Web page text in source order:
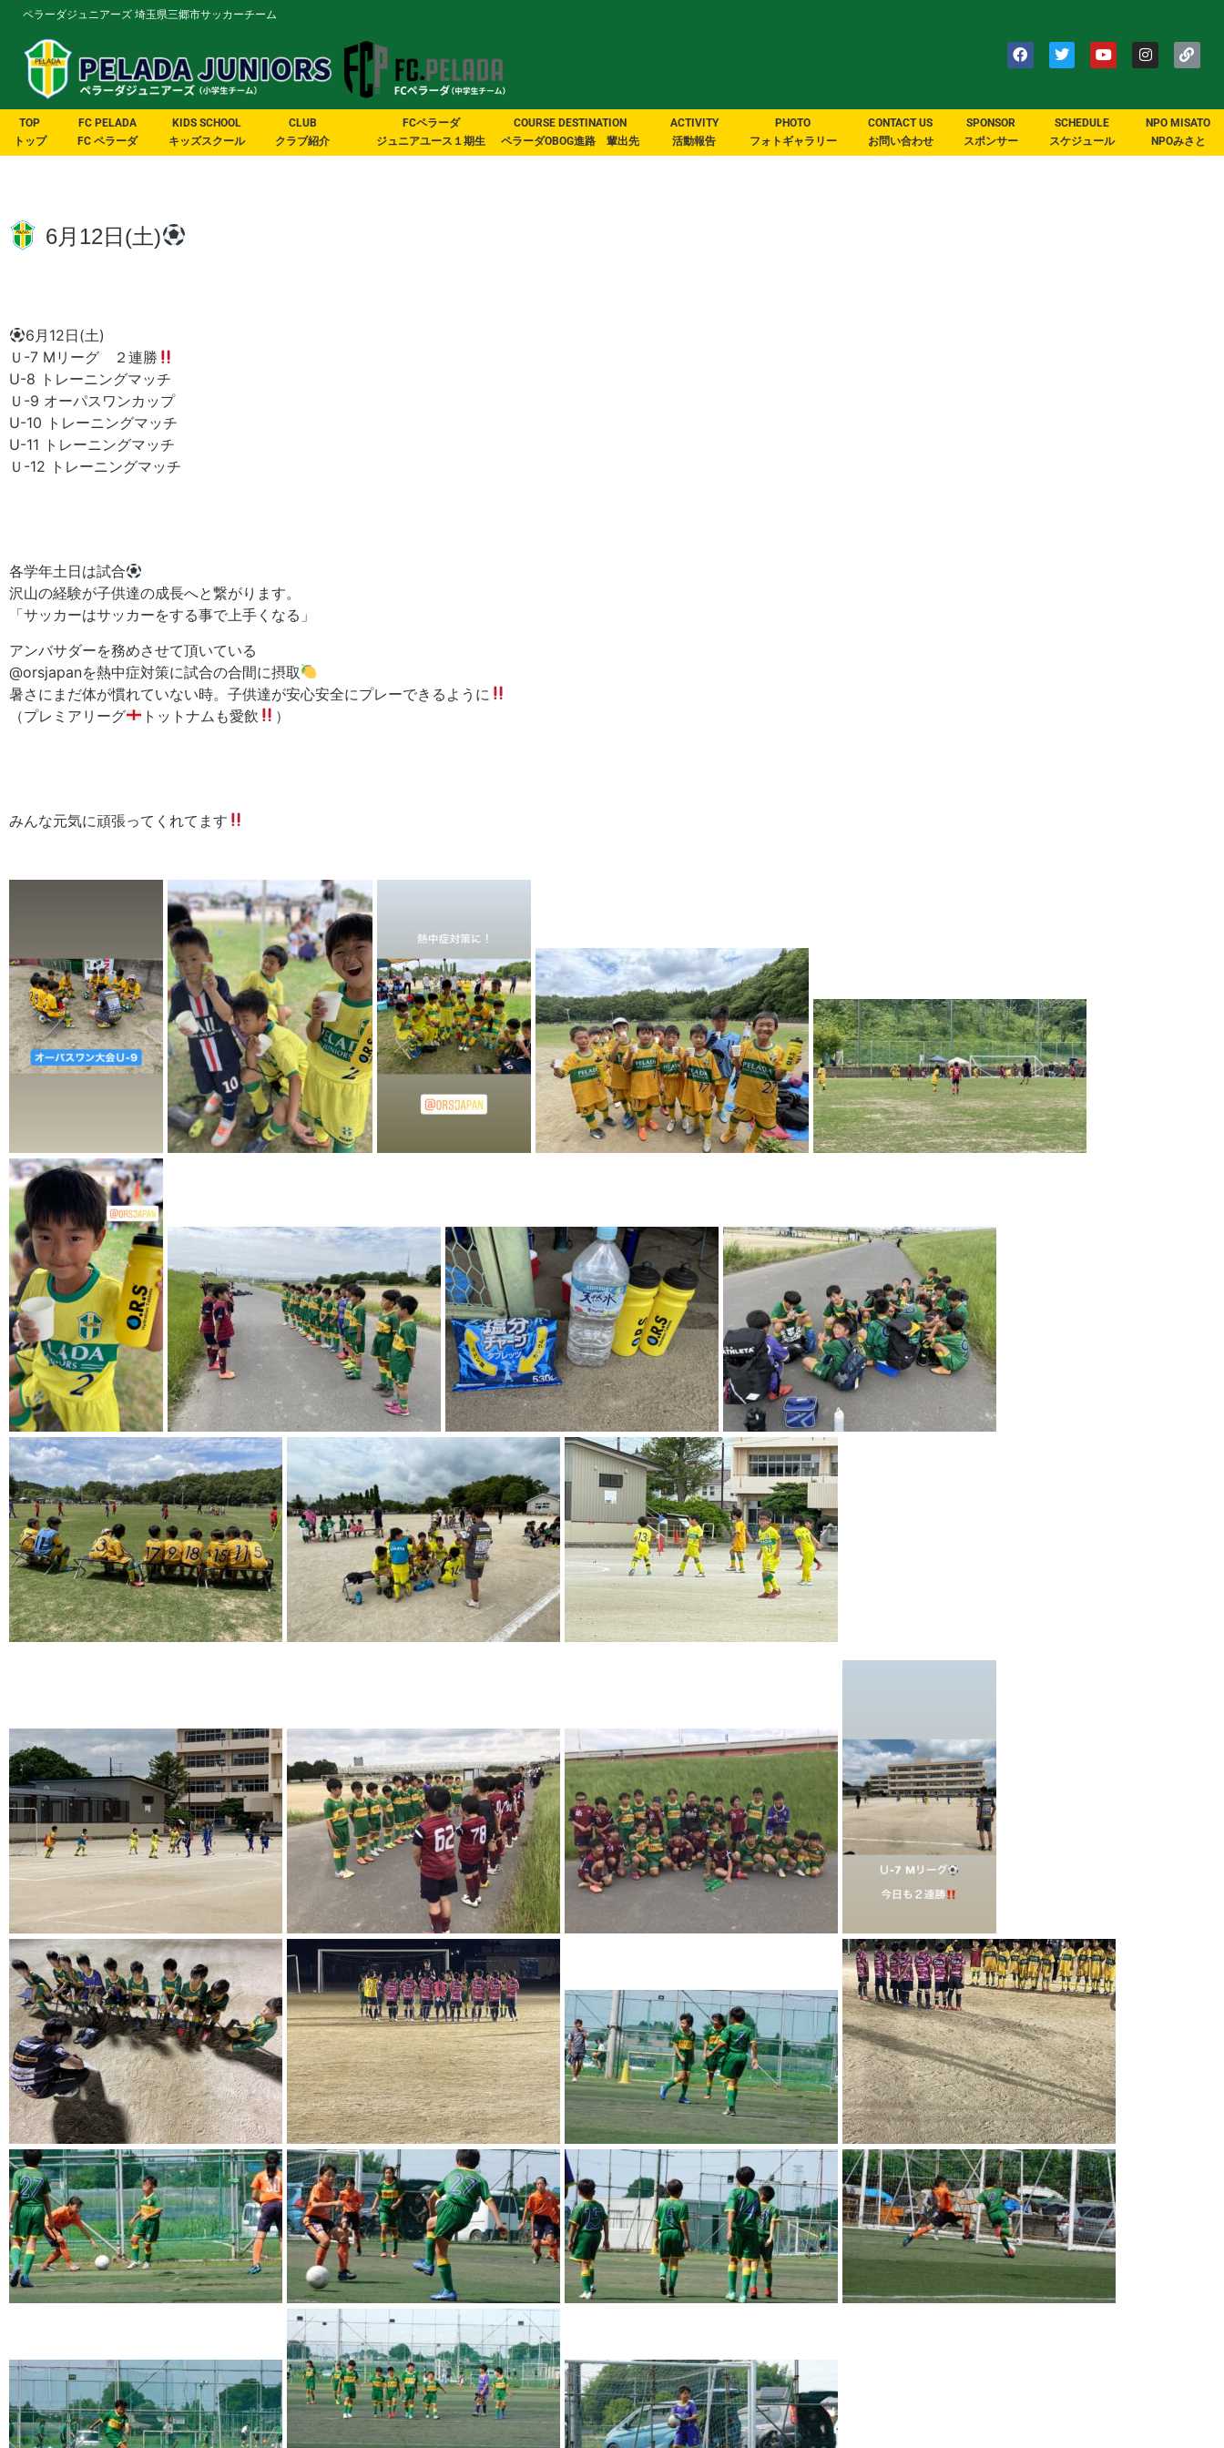
ペラーダジュニアーズ 埼玉県三郷市サッカーチーム
TOP
トップ
FC PELADA
FC ペラーダ
KIDS SCHOOL
キッズスクール
CLUB
クラブ紹介
FCペラーダ
ジュニアユース１期生
COURSE DESTINATION
ペラーダOBOG進路 輩出先
ACTIVITY
活動報告
PHOTO
フォトギャラリー
CONTACT US
お問い合わせ
SPONSOR
スポンサー
SCHEDULE
スケジュール
NPO MISATO
NPOみさと
6月12日(土)
6月12日(土)
Ｕ-7 Mリーグ ２連勝
U-8 トレーニングマッチ
Ｕ-9 オーパスワンカップ
U-10 トレーニングマッチ
U-11 トレーニングマッチ
Ｕ-12 トレーニングマッチ
各学年土日は試合
沢山の経験が子供達の成長へと繋がります。
「サッカーはサッカーをする事で上手くなる」
アンバサダーを務めさせて頂いている
@orsjapanを熱中症対策に試合の合間に摂取
暑さにまだ体が慣れていない時。子供達が安心安全にプレーできるように
（プレミアリーグ
トットナムも愛飲 ）
みんな元気に頑張ってくれてます